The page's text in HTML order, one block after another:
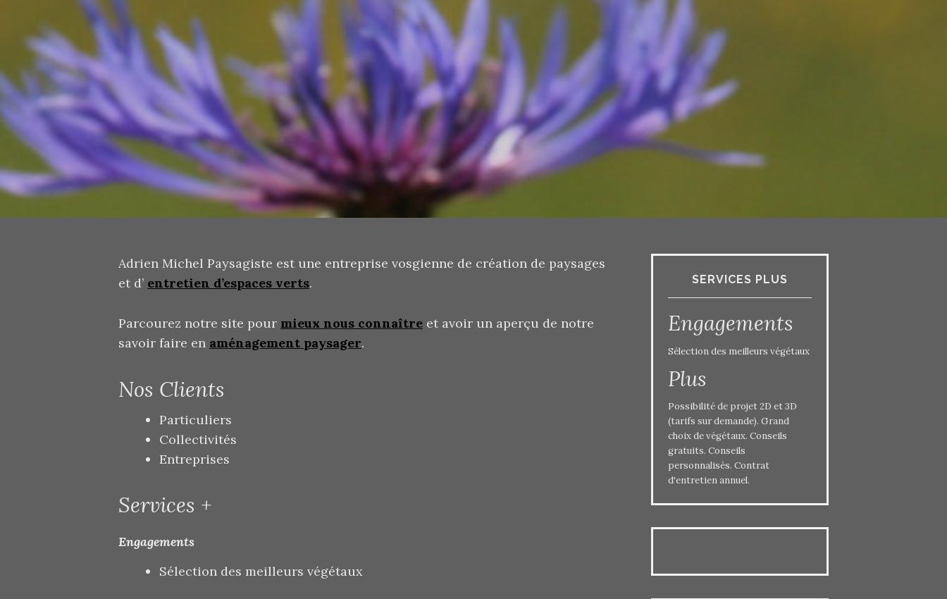
Adrien Michel Paysagiste est une entreprise vosgienne de création de paysages
et d’ entretien d’espaces verts.
Parcourez notre site pour mieux nous connaître et avoir un aperçu de notre
savoir faire en aménagement paysager.
Nos Clients
Particuliers
Collectivités
Entreprises
Services +
Engagements
Sélection des meilleurs végétaux
SERVICES PLUS
Engagements
Sélection des meilleurs végétaux
Plus
Possibilité de projet 2D et 3D
(tarifs sur demande). Grand
choix de végétaux. Conseils
gratuits. Conseils
personnalisés. Contrat
d'entretien annuel.